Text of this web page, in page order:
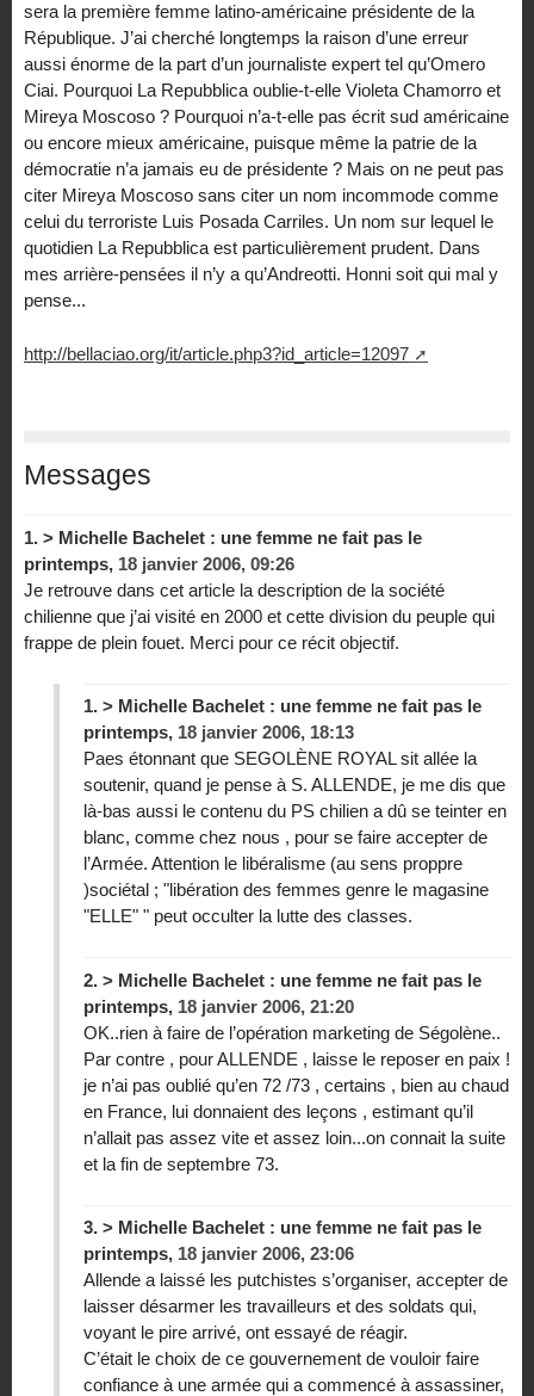
sera la première femme latino-américaine présidente de la
République. J’ai cherché longtemps la raison d’une erreur
aussi énorme de la part d’un journaliste expert tel qu’Omero
Ciai. Pourquoi La Repubblica oublie-t-elle Violeta Chamorro et
Mireya Moscoso ? Pourquoi n’a-t-elle pas écrit sud américaine
ou encore mieux américaine, puisque même la patrie de la
démocratie n’a jamais eu de présidente ? Mais on ne peut pas
citer Mireya Moscoso sans citer un nom incommode comme
celui du terroriste Luis Posada Carriles. Un nom sur lequel le
quotidien La Repubblica est particulièrement prudent. Dans
mes arrière-pensées il n’y a qu’Andreotti. Honni soit qui mal y
pense...
http://bellaciao.org/it/article.php3?id_article=12097
Messages
1. > Michelle Bachelet : une femme ne fait pas le
printemps, 18 janvier 2006, 09:26
Je retrouve dans cet article la description de la société
chilienne que j’ai visité en 2000 et cette division du peuple qui
frappe de plein fouet. Merci pour ce récit objectif.
1. > Michelle Bachelet : une femme ne fait pas le
printemps, 18 janvier 2006, 18:13
Paes étonnant que SEGOLÈNE ROYAL sit allée la
soutenir, quand je pense à S. ALLENDE, je me dis que
là-bas aussi le contenu du PS chilien a dû se teinter en
blanc, comme chez nous , pour se faire accepter de
l’Armée. Attention le libéralisme (au sens proppre
)sociétal ; "libération des femmes genre le magasine
"ELLE" " peut occulter la lutte des classes.
2. > Michelle Bachelet : une femme ne fait pas le
printemps, 18 janvier 2006, 21:20
OK..rien à faire de l’opération marketing de Ségolène..
Par contre , pour ALLENDE , laisse le reposer en paix !
je n’ai pas oublié qu’en 72 /73 , certains , bien au chaud
en France, lui donnaient des leçons , estimant qu’il
n’allait pas assez vite et assez loin...on connait la suite
et la fin de septembre 73.
3. > Michelle Bachelet : une femme ne fait pas le
printemps, 18 janvier 2006, 23:06
Allende a laissé les putchistes s’organiser, accepter de
laisser désarmer les travailleurs et des soldats qui,
voyant le pire arrivé, ont essayé de réagir.
C’était le choix de ce gouvernement de vouloir faire
confiance à une armée qui a commencé à assassiner,